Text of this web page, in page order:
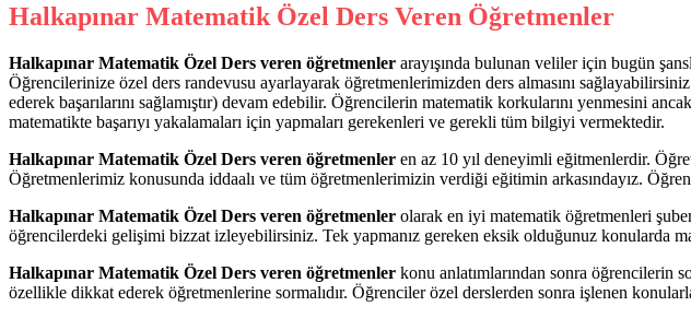
Halkapınar Matematik Özel Ders Veren Öğretmenler
Halkapınar Matematik Özel Ders veren öğretmenler arayışında bulunan veliler için bugün
Öğrencilerinize özel ders randevusu ayarlayarak öğretmenlerimizden ders almasını
ederek başarılarını sağlamıştır) devam edebilir. Öğrencilerin matematik korkularını yenmesini
matematikte başarıyı yakalamaları için yapmaları gerekenleri ve gerekli tüm bilgiyi vermektedir.
Halkapınar Matematik Özel Ders veren öğretmenler en az 10 yıl deneyimli eğitmenlerdir.
Öğretmenlerimiz konusunda iddaalı ve tüm öğretmenlerimizin verdiği eğitimin arkasındayız.
Halkapınar Matematik Özel Ders veren öğretmenler olarak en iyi matematik öğretmenleri
öğrencilerdeki gelişimi bizzat izleyebilirsiniz. Tek yapmanız gereken eksik olduğunuz konularda
Halkapınar Matematik Özel Ders veren öğretmenler konu anlatımlarından sonra öğrencilerin
özellikle dikkat ederek öğretmenlerine sormalıdır. Öğrenciler özel derslerden sonra işlenen